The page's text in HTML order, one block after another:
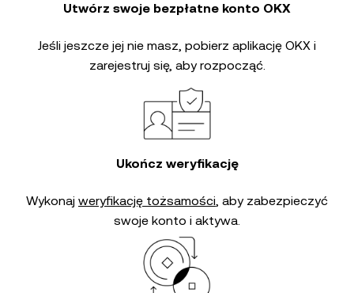
Utwórz swoje bezpłatne konto OKX
Jeśli jeszcze jej nie masz, pobierz aplikację OKX i
zarejestruj się, aby rozpocząć.
Ukończ weryfikację
Wykonaj weryfikację tożsamości, aby zabezpieczyć
swoje konto i aktywa.